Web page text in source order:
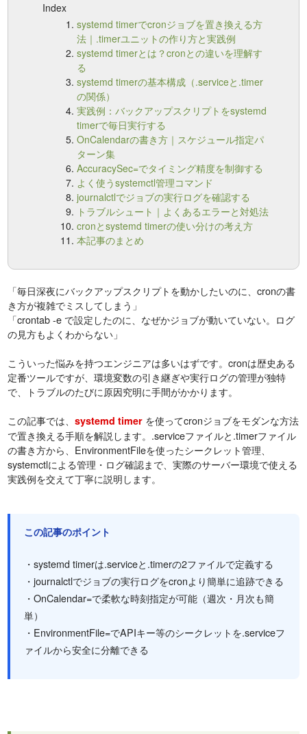
Index
systemd timerでcronジョブを置き換える方
法｜.timerユニットの作り方と実践例
systemd timerとは？cronとの違いを理解す
る
systemd timerの基本構成（.serviceと.timer
の関係）
実践例：バックアップスクリプトをsystemd
timerで毎日実行する
OnCalendarの書き方｜スケジュール指定パ
ターン集
AccuracySec=でタイミング精度を制御する
よく使うsystemctl管理コマンド
journalctlでジョブの実行ログを確認する
トラブルシュート｜よくあるエラーと対処法
cronとsystemd timerの使い分けの考え方
本記事のまとめ
「毎日深夜にバックアップスクリプトを動かしたいのに、cronの書
き方が複雑でミスしてしまう」
「crontab -e で設定したのに、なぜかジョブが動いていない。ログ
の見方もよくわからない」
こういった悩みを持つエンジニアは多いはずです。cronは歴史ある
定番ツールですが、環境変数の引き継ぎや実行ログの管理が独特
で、トラブルのたびに原因究明に手間がかかります。
この記事では、systemd timer を使ってcronジョブをモダンな方法
で置き換える手順を解説します。.serviceファイルと.timerファイル
の書き方から、EnvironmentFileを使ったシークレット管理、
systemctlによる管理・ログ確認まで、実際のサーバー環境で使える
実践例を交えて丁寧に説明します。
この記事のポイント
・systemd timerは.serviceと.timerの2ファイルで定義する
・journalctlでジョブの実行ログをcronより簡単に追跡できる
・OnCalendar=で柔軟な時刻指定が可能（週次・月次も簡
単）
・EnvironmentFile=でAPIキー等のシークレットを.serviceフ
ァイルから安全に分離できる